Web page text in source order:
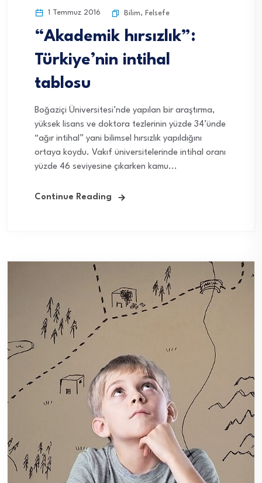
1 Temmuz 2016 Bilim, Felsefe
“Akademik hırsızlık”:
Türkiye’nin intihal
tablosu
Boğaziçi Üniversitesi’nde yapılan bir araştırma,
yüksek lisans ve doktora tezlerinin yüzde 34’ünde
“ağır intihal” yani bilimsel hırsızlık yapıldığını
ortaya koydu. Vakıf üniversitelerinde intihal oranı
yüzde 46 seviyesine çıkarken kamu...
Continue Reading